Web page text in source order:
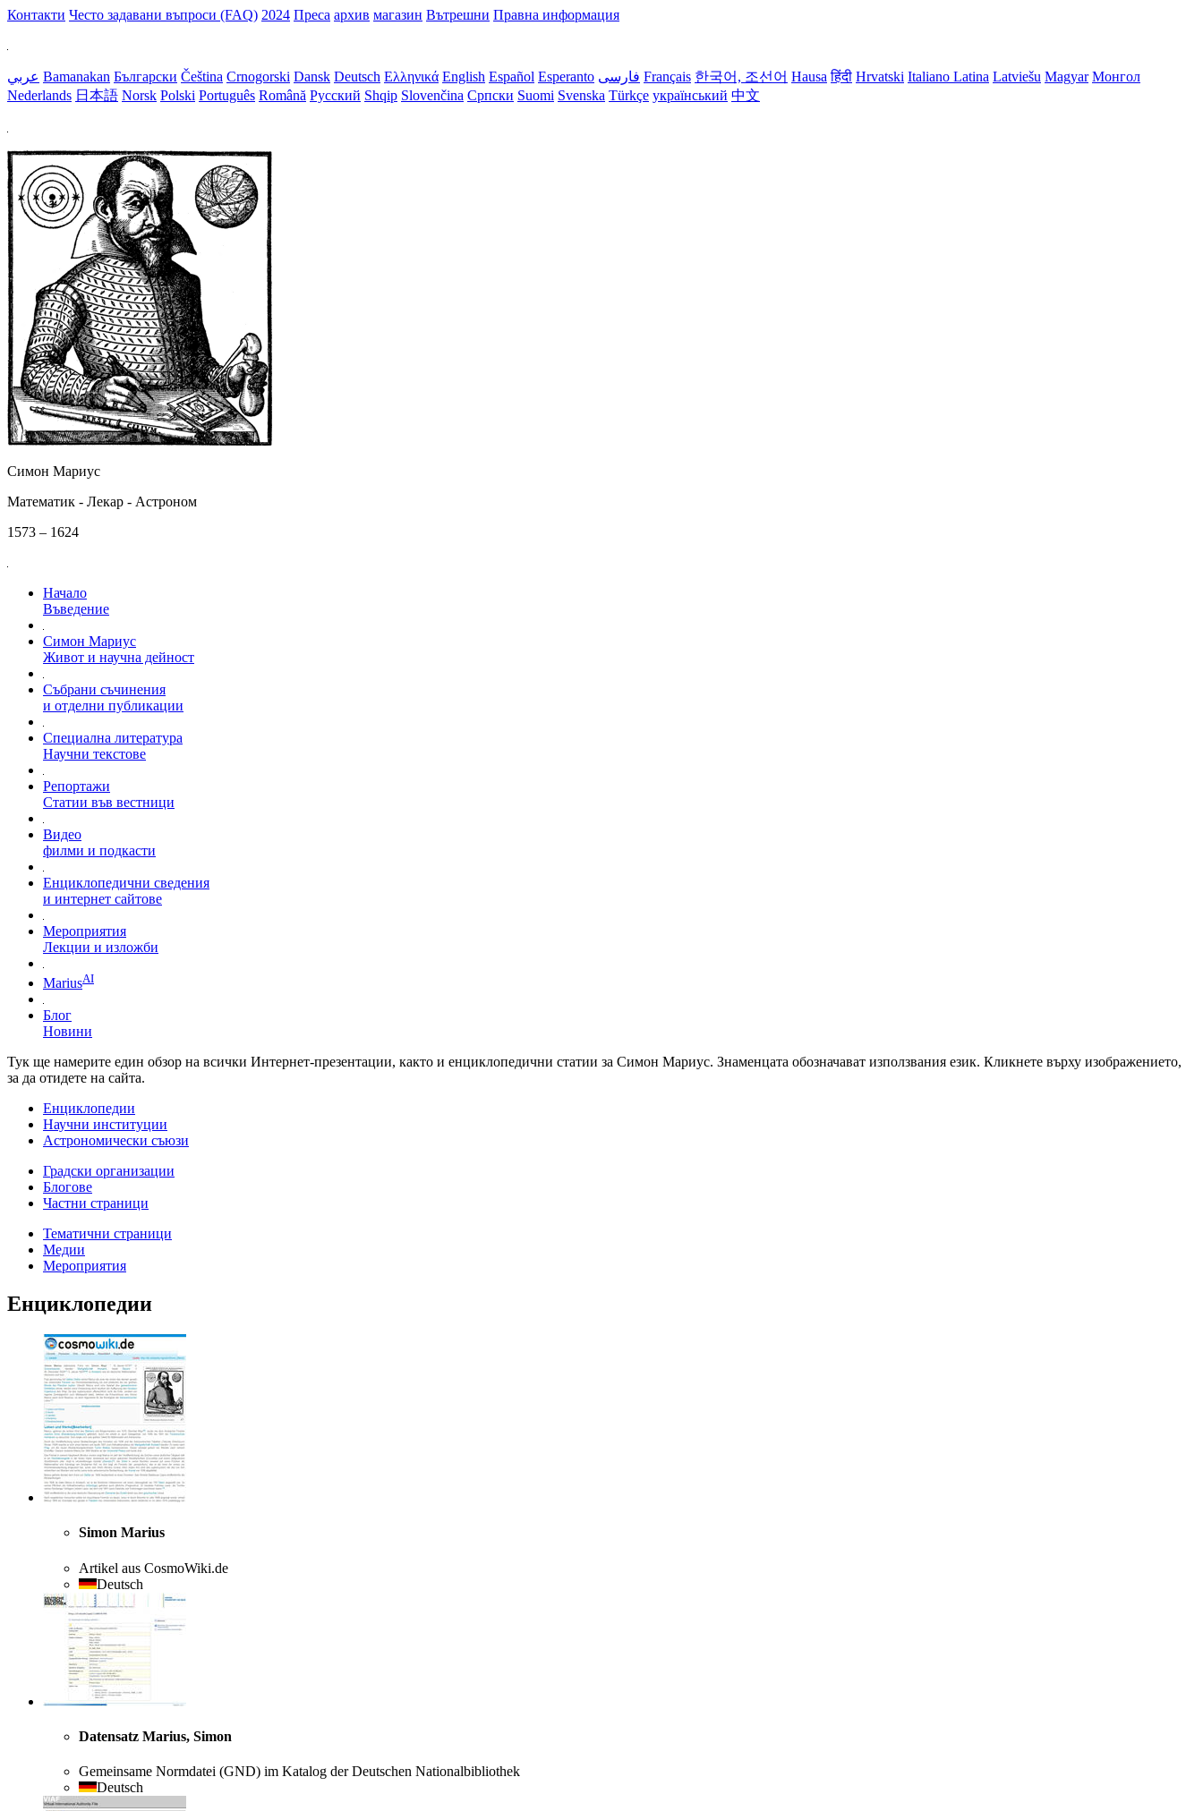
Контакти Често задавани въпроси (FAQ) 2024 Преса архив магазин Вътрешни Правна информация
عربي Bamanakan Български Čeština Crnogorski Dansk Deutsch Ελληνικά English Español Esperanto فارسی Français 한국어, 조선어 Hausa हिंदी Hrvatski Italiano Latina Latviešu Magyar Монгол
Nederlands 日本語 Norsk Polski Português Română Русский Shqip Slovenčina Српски Suomi Svenska Türkçe український 中文
Симон Мариус
Математик - Лекар - Астроном
1573 – 1624
Начало
Въведение
Симон Мариус
Живот и научна дейност
Събрани съчинения
и отделни публикации
Специална литература
Научни текстове
Репортажи
Статии във вестници
Видео
филми и подкасти
Енциклопедични сведения
и интернет сайтове
Мероприятия
Лекции и изложби
MariusAI
Блог
Новини
Тук ще намерите един обзор на всички Интернет-презентации, както и енциклопедични статии за Симон Мариус. Знаменцата обозначават използвания език. Кликнете върху изображението,
за да отидете на сайта.
Енциклопедии
Научни институции
Астрономически съюзи
Градски организации
Блогове
Частни страници
Тематични страници
Медии
Мероприятия
Енциклопедии
Simon Marius
Artikel aus CosmoWiki.de
Deutsch
Datensatz Marius, Simon
Gemeinsame Normdatei (GND) im Katalog der Deutschen Nationalbibliothek
Deutsch